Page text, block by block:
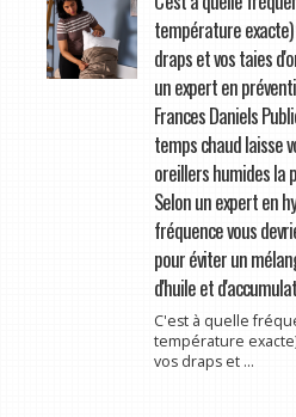
température exacte)
draps et vos taies
un expert en
Frances Daniels
temps chaud laisse
oreillers humides la
Selon un expert en
fréquence vous
pour éviter un
d'huile et
C'est à quelle
température
vos draps et ...